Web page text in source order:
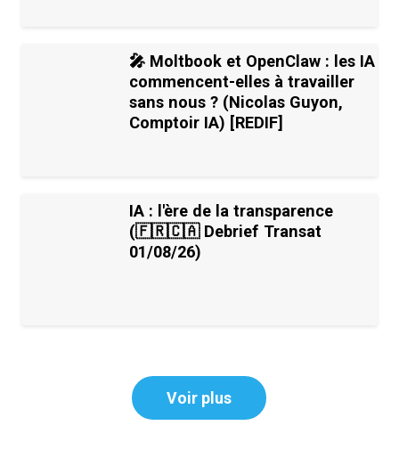
🎤 Moltbook et OpenClaw : les IA
commencent-elles à travailler
sans nous ? (Nicolas Guyon,
Comptoir IA) [REDIF]
IA : l'ère de la transparence
(🇫🇷🇨🇦 Debrief Transat
01/08/26)
Voir plus